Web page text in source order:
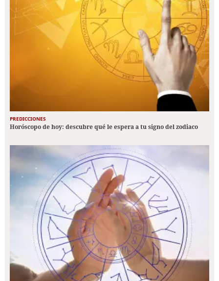
PREDICCIONES
Horóscopo de hoy: descubre qué le espera a tu signo del zodiaco